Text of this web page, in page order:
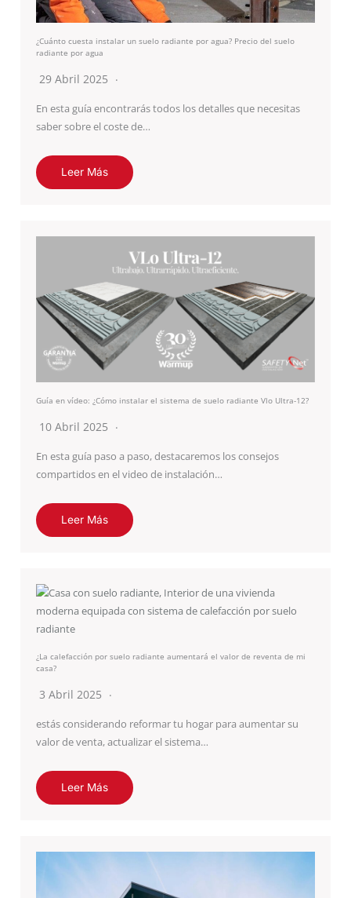
¿Cuánto cuesta instalar un suelo radiante por agua? Precio del suelo
radiante por agua
29 Abril 2025
En esta guía encontrarás todos los detalles que necesitas
saber sobre el coste de…
Leer Más
Guía en vídeo: ¿Cómo instalar el sistema de suelo radiante Vlo Ultra-12?
10 Abril 2025
En esta guía paso a paso, destacaremos los consejos
compartidos en el video de instalación…
Leer Más
¿La calefacción por suelo radiante aumentará el valor de reventa de mi
casa?
3 Abril 2025
estás considerando reformar tu hogar para aumentar su
valor de venta, actualizar el sistema…
Leer Más